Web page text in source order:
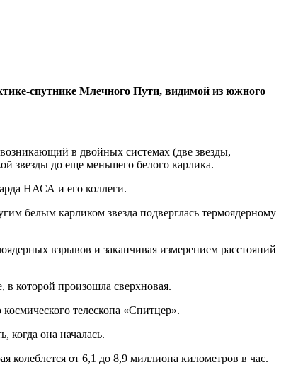
спутнике Млечного Пути, видимой из южного
в двойных системах (две звезды,
звезды до еще меньшего белого карлика.
НАСА и его коллеги.
белым карликом звезда подверглась термоядерному
взрывов и заканчивая измерением расстояний
в которой произошла сверхновая.
телескопа «Спитцер».
когда она началась.
колеблется от 6,1 до 8,9 миллиона километров в час.